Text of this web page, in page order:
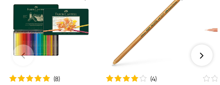
(8)
(4)